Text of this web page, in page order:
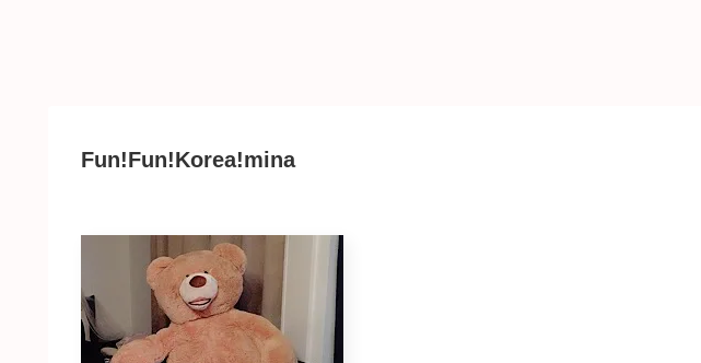
Fun!Fun!Korea!mina